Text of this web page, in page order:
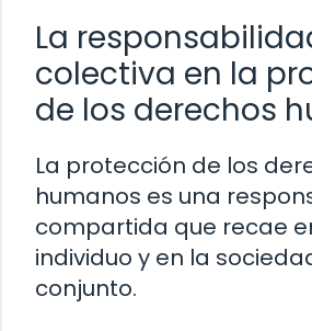
La
colectiva en la
de los derechos
La protección de los
humanos es una
compartida que recae
individuo y en la
conjunto.